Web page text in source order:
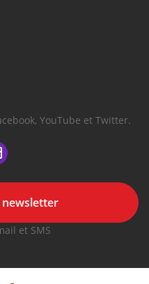
YouTube et Twitter.
newsletter
et SMS